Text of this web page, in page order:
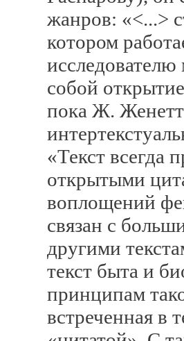
жанров: «<...>
котором
исследователю
собой
пока Ж.
«Текст всегда
открытыми
воплощений
связан с
другими
текст быта и
принципам
встреченная в